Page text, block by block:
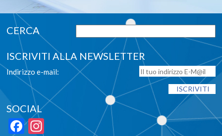
ISCRIVITI ALLA NEWSLETTER
Indirizzo e-mail:
SOCIAL
Facebook
Instagram